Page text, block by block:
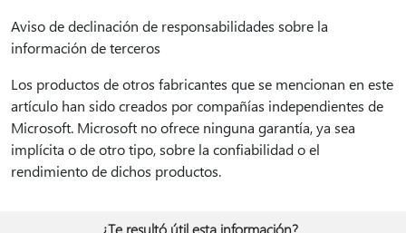
Aviso de declinación de responsabilidades sobre la
información de terceros
Los productos de otros fabricantes que se mencionan en este
artículo han sido creados por compañías independientes de
Microsoft. Microsoft no ofrece ninguna garantía, ya sea
implícita o de otro tipo, sobre la confiabilidad o el
rendimiento de dichos productos.
¿Te resultó útil esta información?